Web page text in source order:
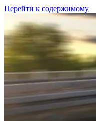
Перейти к содержимому